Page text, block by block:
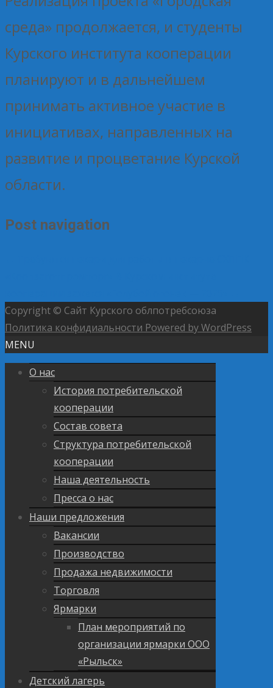
среда» продолжается, и студенты
Курского института кооперации
планируют и в дальнейшем
принимать активное участие в
инициативах, направленных на
развитие и процветание Курской
области.
Post navigation
Copyright © Сайт Курского облпотребсоюза
Политика конфидиальности Powered by WordPress
MENU
О нас
История потребительской
кооперации
Состав совета
Структура потребительской
кооперации
Наша деятельность
Пресса о нас
Наши предложения
Вакансии
Производство
Продажа недвижимости
Торговля
Ярмарки
План мероприятий по
организации ярмарки ООО
«Рыльск»
Детский лагерь